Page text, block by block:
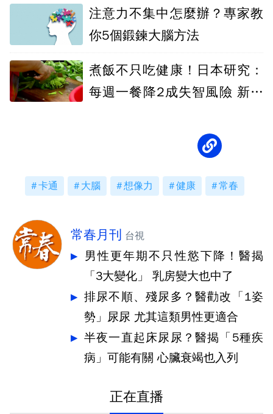
注意力不集中怎麼辦？專家教
你5個鍛鍊大腦方法
煮飯不只吃健康！日本研究：
每週一餐降2成失智風險 新手
卡通 大腦 想像力 健康 常春
常春月刊 台視
男性更年期不只性慾下降！醫揭
「3大變化」 乳房變大也中了
排尿不順、殘尿多？醫勸改「1姿
勢」尿尿 尤其這類男性更適合
半夜一直起床尿尿？醫揭「5種疾
病」可能有關 心臟衰竭也入列
正在直播